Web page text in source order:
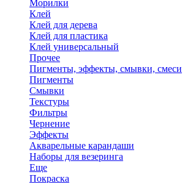
Морилки
Клей
Клей для дерева
Клей для пластика
Клей универсальный
Прочее
Пигменты, эффекты, смывки, смеси
Пигменты
Смывки
Текстуры
Фильтры
Чернение
Эффекты
Акварельные карандаши
Наборы для везеринга
Еще
Покраска